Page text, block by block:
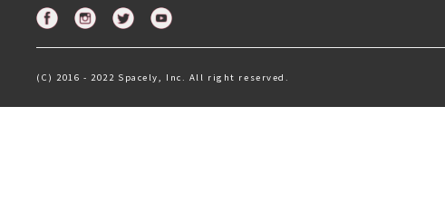
(C) 2016 - 2022 Spacely, Inc. All right reserved.